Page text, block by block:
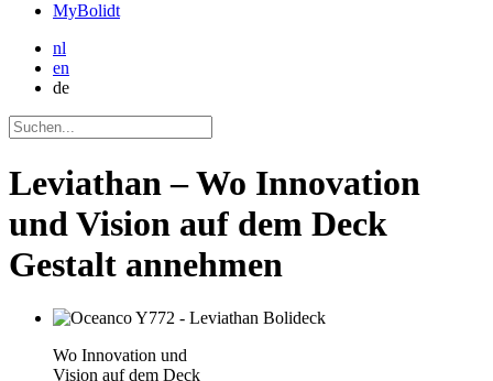
MyBolidt
nl
en
de
Leviathan – Wo Innovation
und Vision auf dem Deck
Gestalt annehmen
Wo Innovation und
Vision auf dem Deck